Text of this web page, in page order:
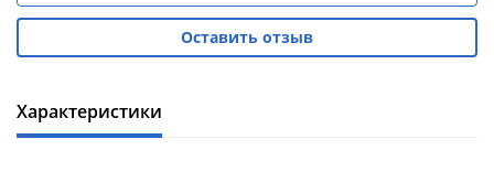
Оставить отзыв
Характеристики